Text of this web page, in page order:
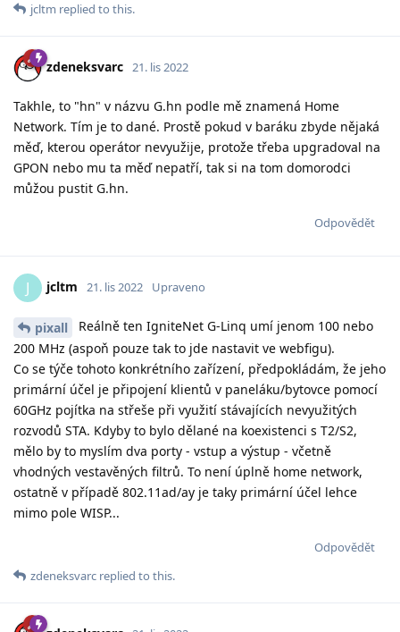
jcltm replied to this.
zdeneksvarc 21. lis 2022
Takhle, to "hn" v názvu G.hn podle mě znamená Home
Network. Tím je to dané. Prostě pokud v baráku zbyde nějaká
měď, kterou operátor nevyužije, protože třeba upgradoval na
GPON nebo mu ta měď nepatří, tak si na tom domorodci
můžou pustit G.hn.
Odpovědět
J jcltm 21. lis 2022 Upraveno
pixall
Reálně ten IgniteNet G-Linq umí jenom 100 nebo
200 MHz (aspoň pouze tak to jde nastavit ve webfigu).
Co se týče tohoto konkrétního zařízení, předpokládám, že jeho
primární účel je připojení klientů v paneláku/bytovce pomocí
60GHz pojítka na střeše při využití stávajících nevyužitých
rozvodů STA. Kdyby to bylo dělané na koexistenci s T2/S2,
mělo by to myslím dva porty - vstup a výstup - včetně
vhodných vestavěných filtrů. To není úplně home network,
ostatně v případě 802.11ad/ay je taky primární účel lehce
mimo pole WISP...
Odpovědět
zdeneksvarc replied to this.